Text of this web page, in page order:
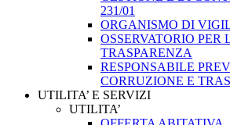
231/01
ORGANISMO DI
OSSERVATORIO PER
TRASPARENZA
RESPONSABILE
CORRUZIONE E
UTILITA’ E SERVIZI
UTILITA’